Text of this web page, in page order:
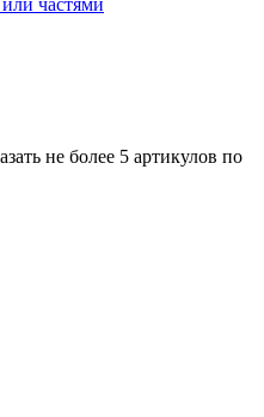
не более 5 артикулов по